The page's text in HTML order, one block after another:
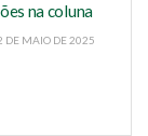
na coluna
DE MAIO DE 2025